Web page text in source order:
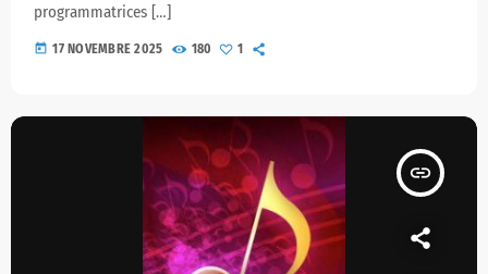
programmatrices […]
today 17 NOVEMBRE 2025 180 1
insert_link